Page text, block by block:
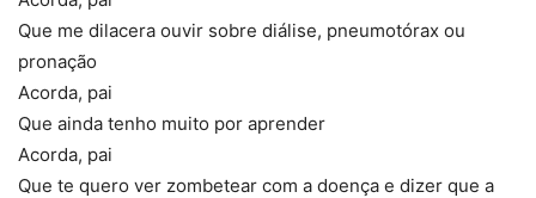
Que me dilacera ouvir sobre diálise, pneumotórax ou
pronação
Acorda, pai
Que ainda tenho muito por aprender
Acorda, pai
Que te quero ver zombetear com a doença e dizer que a